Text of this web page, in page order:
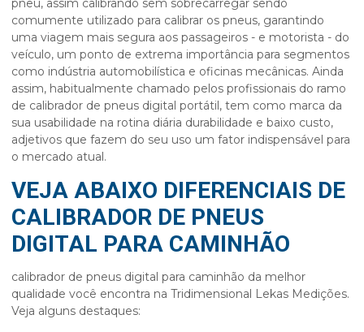
pneu, assim calibrando sem sobrecarregar sendo
comumente utilizado para calibrar os pneus, garantindo
uma viagem mais segura aos passageiros - e motorista - do
veículo, um ponto de extrema importância para segmentos
como indústria automobilística e oficinas mecânicas. Ainda
assim, habitualmente chamado pelos profissionais do ramo
de calibrador de pneus digital portátil, tem como marca da
sua usabilidade na rotina diária durabilidade e baixo custo,
adjetivos que fazem do seu uso um fator indispensável para
o mercado atual.
VEJA ABAIXO DIFERENCIAIS DE
CALIBRADOR DE PNEUS
DIGITAL PARA CAMINHÃO
calibrador de pneus digital para caminhão da melhor
qualidade você encontra na Tridimensional Lekas Medições.
Veja alguns destaques: